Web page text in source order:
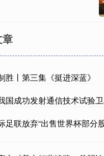
胜丨第三集《挺进深蓝》
国成功发射通信技术试验
足联放弃“出售世界杯部分